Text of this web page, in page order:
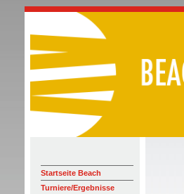
Startseite Beach
Turniere/Ergebnisse